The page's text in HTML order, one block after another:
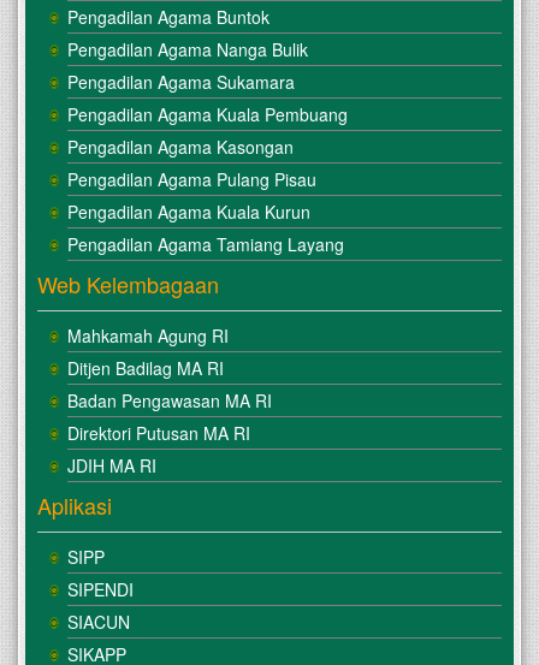
Pengadilan Agama Buntok
Pengadilan Agama Nanga Bulik
Pengadilan Agama Sukamara
Pengadilan Agama Kuala Pembuang
Pengadilan Agama Kasongan
Pengadilan Agama Pulang Pisau
Pengadilan Agama Kuala Kurun
Pengadilan Agama Tamiang Layang
Web Kelembagaan
Mahkamah Agung RI
Ditjen Badilag MA RI
Badan Pengawasan MA RI
Direktori Putusan MA RI
JDIH MA RI
Aplikasi
SIPP
SIPENDI
SIACUN
SIKAPP